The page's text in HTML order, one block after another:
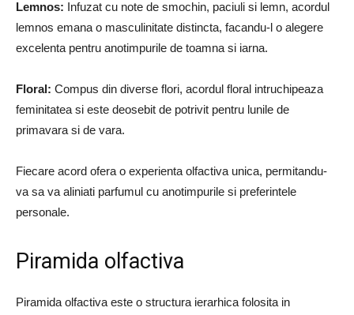
Lemnos: Infuzat cu note de smochin, paciuli si lemn, acordul
lemnos emana o masculinitate distincta, facandu-l o alegere
excelenta pentru anotimpurile de toamna si iarna.
Floral: Compus din diverse flori, acordul floral intruchipeaza
feminitatea si este deosebit de potrivit pentru lunile de
primavara si de vara.
Fiecare acord ofera o experienta olfactiva unica, permitandu-
va sa va aliniati parfumul cu anotimpurile si preferintele
personale.
Piramida olfactiva
Piramida olfactiva este o structura ierarhica folosita in